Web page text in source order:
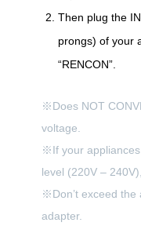
Then plug the
prongs) of your
“RENCON”.
※Does NOT
voltage.
※If your
level (220V –
※Don’t exceed the
adapter.